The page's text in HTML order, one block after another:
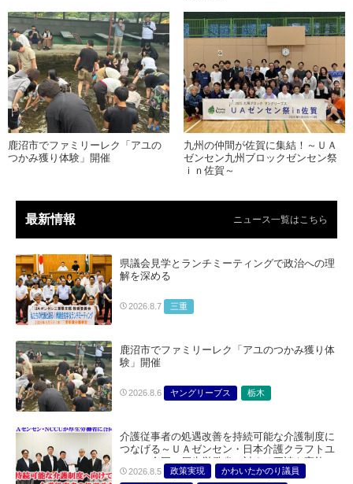
鹿沼市でファミリーレク「アユの
つかみ獲り体験」開催
九州の仲間が佐賀に集結！～ＵＡ
ゼンセン九州ブロックゼンセン祭
ｉｎ佐賀～
最新情報 ニュース一覧はこちら
県議会見学とランチミーティングで政治への理
解を深める
2026.8.7 三重
鹿沼市でファミリーレク「アユのつかみ獲り体
験」開催
2026.8.6 ヤングリーブス 栃木
介護従事者の処遇改善を持続可能な介護制度に
つなげる～ＵＡゼンセン・日本介護クラフトユ
ニオン合同で厚生労働省に対する要請を実施～
2026.8.5 政策実現
かわいたかのり議員